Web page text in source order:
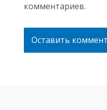
комментариев.